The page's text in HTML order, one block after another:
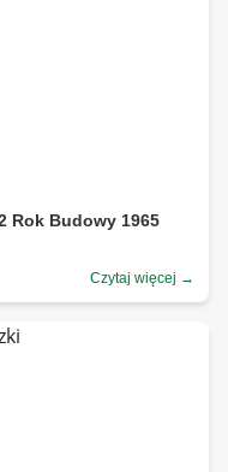
Rok Budowy 1965
Czytaj więcej →